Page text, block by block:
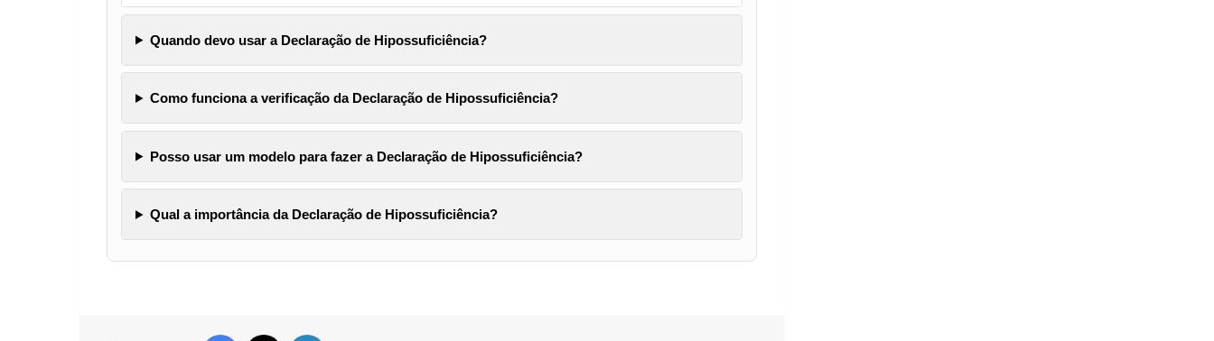
Quando devo usar a Declaração de Hipossuficiência?
Como funciona a verificação da Declaração de Hipossuficiência?
Posso usar um modelo para fazer a Declaração de Hipossuficiência?
Qual a importância da Declaração de Hipossuficiência?
Facebook